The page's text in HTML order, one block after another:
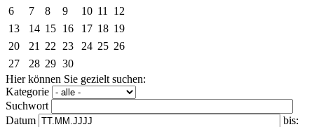
6
7 8 9 10 11
12
13
14 15 16 17 18 19
20
21 22 23 24 25 26
27
28 29 30
Hier können Sie gezielt suchen:
Kategorie
Suchwort
Datum
bis: